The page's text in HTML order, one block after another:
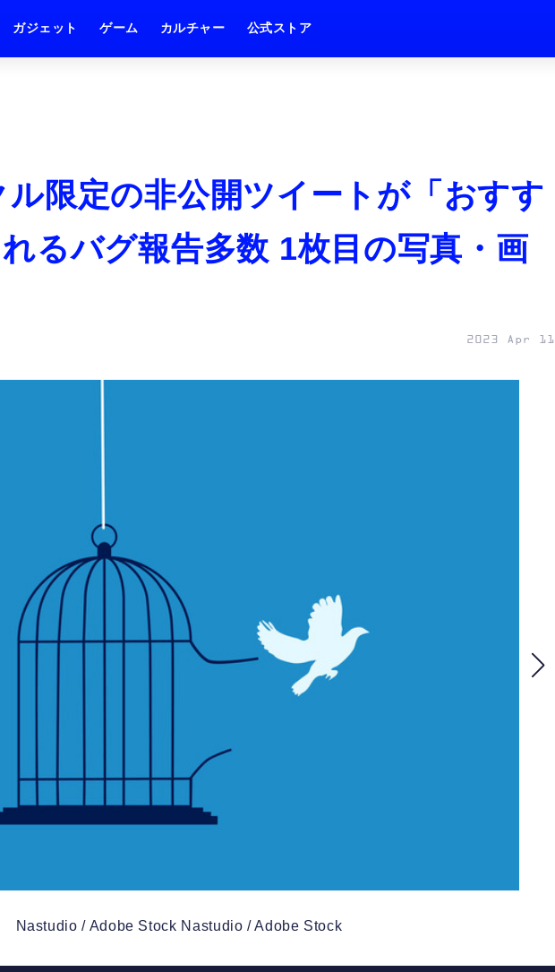
ガジェット ゲーム カルチャー 公式ストア
限定の非公開ツイートが「おすす
るバグ報告多数 1枚目の写真・画
2023 Apr 11
Nastudio / Adobe Stock Nastudio / Adobe Stock